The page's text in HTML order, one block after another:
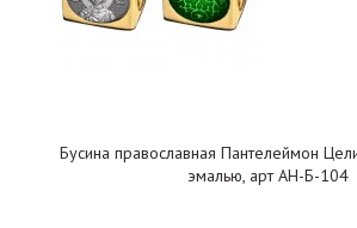
Бусина православная Пантелеймон
эмалью, арт АН-Б-104